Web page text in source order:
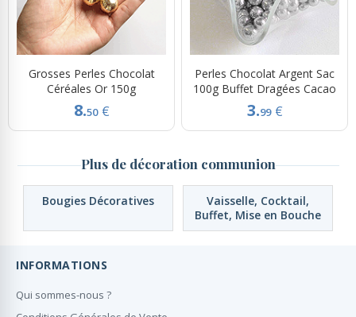
Grosses Perles Chocolat
Céréales Or 150g
8.50 €
Perles Chocolat Argent Sac
100g Buffet Dragées Cacao
3.99 €
Plus de décoration communion
Bougies Décoratives
Vaisselle, Cocktail,
Buffet, Mise en Bouche
INFORMATIONS
Qui sommes-nous ?